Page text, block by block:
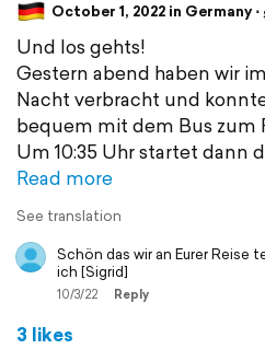
October 1, 2022 in Germany
Und los gehts!
Gestern abend haben wir
Nacht verbracht und
bequem mit dem Bus zum
Um 10:35 Uhr startet dann
Read more
See translation
Schön das wir an Eurer Reise
ich [Sigrid]
10/3/22 Reply
3 likes